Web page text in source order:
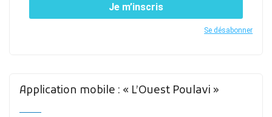
Je m’inscris
Se désabonner
Application mobile : « L’Ouest Poulavi »